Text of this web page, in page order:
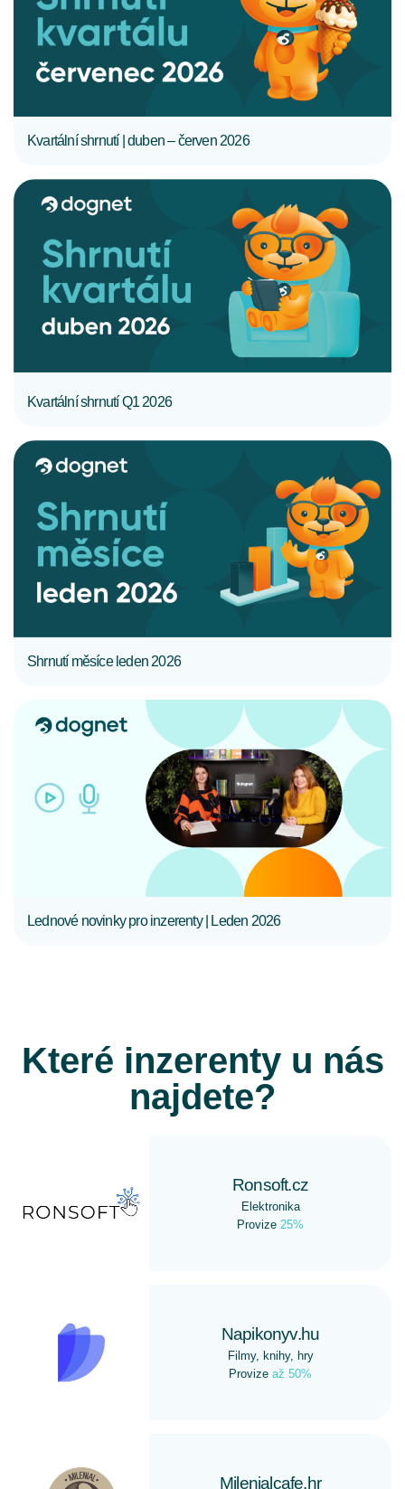
Kvartální shrnutí | duben – červen 2026
Kvartální shrnutí Q1 2026
Shrnutí měsíce leden 2026
CELÝ ČLÁNEK
Lednové novinky pro inzerenty | Leden 2026
Které inzerenty u nás
najdete?
Ronsoft.cz
Elektronika
Provize 25%
Napikonyv.hu
Filmy, knihy, hry
Provize až 50%
Milenialcafe.hr